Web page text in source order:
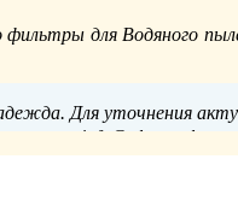
для Водяного
Для уточнения
почту